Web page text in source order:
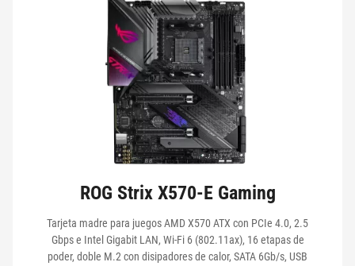
VER MIS PRODUCTOS
ROG Strix X570-E Gaming
Tarjeta madre para juegos AMD X570 ATX con PCIe 4.0, 2.5
Gbps e Intel Gigabit LAN, Wi-Fi 6 (802.11ax), 16 etapas de
poder, doble M.2 con disipadores de calor, SATA 6Gb/s, USB